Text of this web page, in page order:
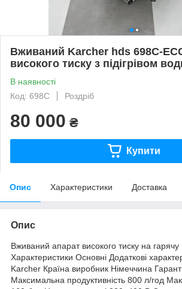
Вживаний Karcher hds 698C-
високого тиску з підігрівом
В наявності
Код: 698C
Роздріб
80 000 ₴
Купити
Опис Характеристики Доставка
Опис
Вживаний апарат високого тиску на гарячу
Характеристики Основні Додаткові
Karcher Країна виробник Німеччина
Максимальна продуктивність 800 л/год